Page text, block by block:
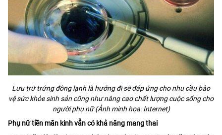
Lưu trữ trứng đông lạnh là hướng đi sẽ đáp ứng cho nhu cầu bảo
vệ sức khỏe sinh sản cũng như nâng cao chất lượng cuộc sống cho
người phụ nữ (Ảnh minh họa: Internet)
Phụ nữ tiền mãn kinh vẫn có khả năng mang thai